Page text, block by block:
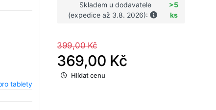
tablety
Skladem u dodavatele
(expedice až 3.8. 2026):
>5
ks
399,00 Kč
369,00 Kč
Hlídat cenu